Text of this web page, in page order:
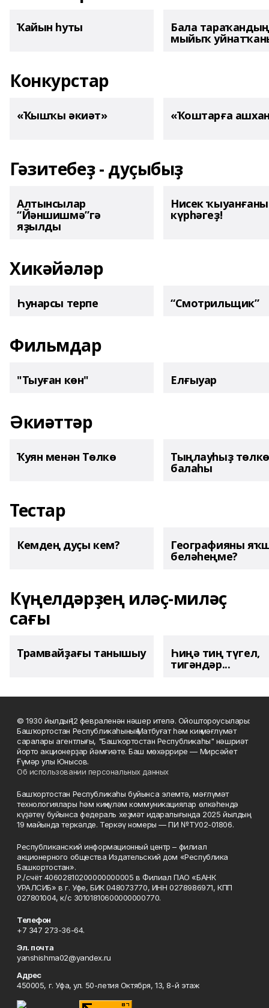
Ҡайын һуты Бала тараҡандың
мыйыҡ
Конкурстар
«Ҡышҡы әкиәт» «Ҡоштарға
Гәзитебеҙ - дуҫыбыҙ
Алтынсылар
“Йәншишмә”гә
яҙылды
Нисек
күрһәгеҙ!
Хикәйәләр
Һунарсы терпе “Смотрильщик”
Фильмдар
"Тыуған көн" Елғыуар
Әкиәттәр
Ҡуян менән Төлкө Тыңлауһыҙ төлкө
балаһы
Тестар
Кемдең дуҫы кем? Географияны
беләһеңме?
Күңелдәрҙең иләҫ-миләҫ
сағы
Трамвайҙағы танышыу Һиңә тиң түгел,
тигәндәр...
© 1930 йылдың 12 февраленән нәшер ителә. Ойоштороусылары:
Башҡортостан Республикаһының Матбуғат һәм киң мәғлүмәт
саралары агентлығы, "Башҡортостан Республикаһы" нәшриәт
йорто акционерҙар йәмғиәте. Баш мөхәррире — Мирсәйет
Ғүмәр улы Юнысов.
Об использовании персональных данных
Башҡортостан Республикаһы буйынса элемтә, мәғлүмәт
технологиялары һәм киңкүләм коммуникациялар өлкәһендә
күҙәтеү буйынса федераль хеҙмәт идаралығында 2025 йылдың
19 майында теркәлде. Теркәү номеры — ПИ №ТУ02-01806.
Республиканский информационный центр – филиал
акционерного общества Издательский дом «Республика
Башкортостан».
Р./счёт 40602810200000000005 в Филиал ПАО «БАНК
УРАЛСИБ» в г. Уфе, БИК 048073770, ИНН 0278986971, КПП
027801004, к/с 30101810600000000770.
Телефон
+7 347 273-36-64.
Эл. почта
yanshishma02@yandex.ru
Адрес
450005, г. Уфа, ул. 50-летия Октября, 13, 8-й этаж